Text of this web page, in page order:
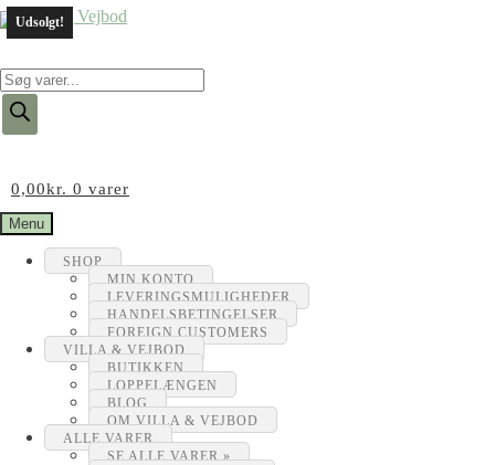
Products
search
0,00kr. 0 varer
Menu
SHOP
MIN KONTO
LEVERINGSMULIGHEDER
HANDELSBETINGELSER
FOREIGN CUSTOMERS
VILLA & VEJBOD
BUTIKKEN
LOPPELÆNGEN
BLOG
OM VILLA & VEJBOD
ALLE VARER
SE ALLE VARER »
Udsolgt!